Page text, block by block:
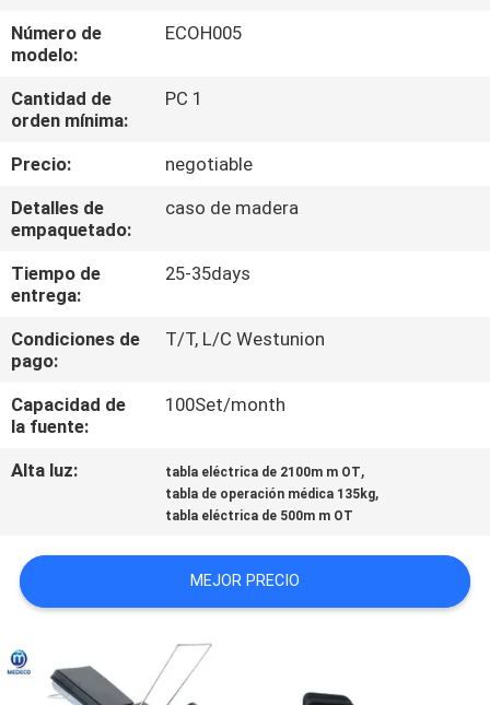
DE
FÁBRICA
CONTROL
DE
CALIDAD
ÉNTRENOS
EN
CONTACTO
CON
CASOS
MAPA
DEL
Número de
modelo:
ECOH005
Cantidad de
orden mínima:
PC 1
Precio:
negotiable
Detalles de
empaquetado:
caso de madera
Tiempo de
entrega:
25-35days
Condiciones de
pago:
T/T, L/C Westunion
Capacidad de
la fuente:
100Set/month
Alta luz: tabla eléctrica de 2100m m OT,
tabla de operación médica 135kg,
tabla eléctrica de 500m m OT
MEJOR PRECIO